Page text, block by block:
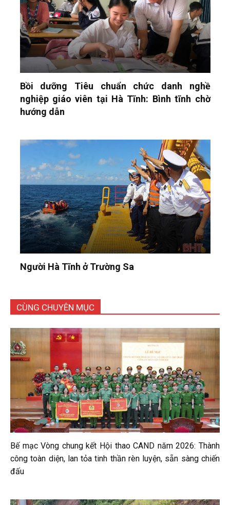
Bồi dưỡng Tiêu chuẩn chức danh nghề
nghiệp giáo viên tại Hà Tĩnh: Bình tĩnh chờ
hướng dẫn
Người Hà Tĩnh ở Trường Sa
CÙNG CHUYÊN MỤC
Bế mạc Vòng chung kết Hội thao CAND năm 2026: Thành
công toàn diện, lan tỏa tinh thần rèn luyện, sẵn sàng chiến
đấu